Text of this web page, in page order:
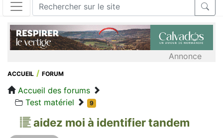
Annonce
ACCUEIL FORUM
Accueil des forums
Test matériel
9
aidez moi à identifier tandem